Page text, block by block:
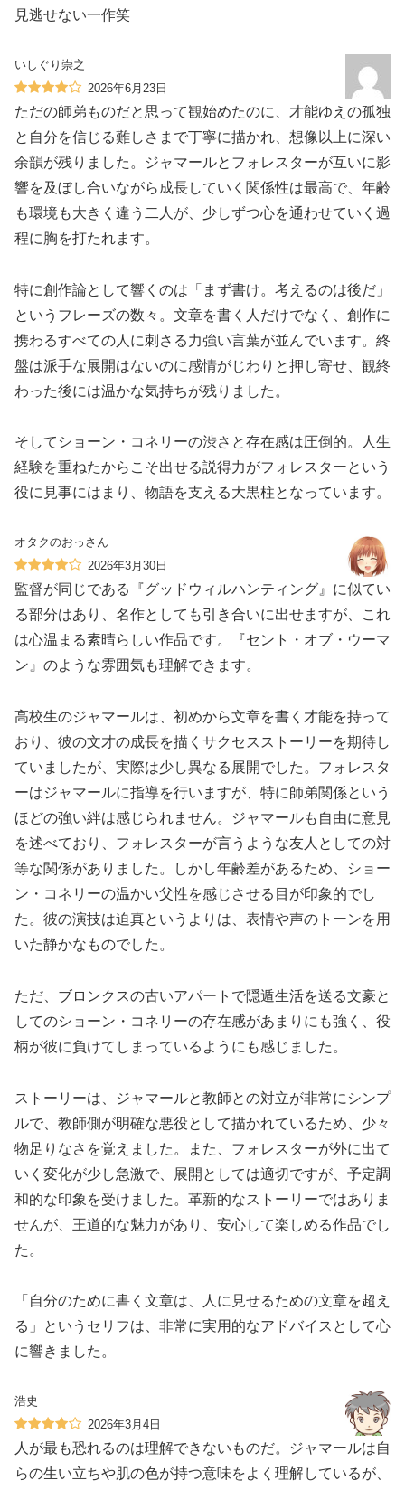
見逃せない一作笑
いしぐり崇之
2026年6月23日
ただの師弟ものだと思って観始めたのに、才能ゆえの孤独
と自分を信じる難しさまで丁寧に描かれ、想像以上に深い
余韻が残りました。ジャマールとフォレスターが互いに影
響を及ぼし合いながら成長していく関係性は最高で、年齢
も環境も大きく違う二人が、少しずつ心を通わせていく過
程に胸を打たれます。
特に創作論として響くのは「まず書け。考えるのは後だ」
というフレーズの数々。文章を書く人だけでなく、創作に
携わるすべての人に刺さる力強い言葉が並んでいます。終
盤は派手な展開はないのに感情がじわりと押し寄せ、観終
わった後には温かな気持ちが残りました。
そしてショーン・コネリーの渋さと存在感は圧倒的。人生
経験を重ねたからこそ出せる説得力がフォレスターという
役に見事にはまり、物語を支える大黒柱となっています。
オタクのおっさん
2026年3月30日
監督が同じである『グッドウィルハンティング』に似てい
る部分はあり、名作としても引き合いに出せますが、これ
は心温まる素晴らしい作品です。『セント・オブ・ウーマ
ン』のような雰囲気も理解できます。
高校生のジャマールは、初めから文章を書く才能を持って
おり、彼の文才の成長を描くサクセスストーリーを期待し
ていましたが、実際は少し異なる展開でした。フォレスタ
ーはジャマールに指導を行いますが、特に師弟関係という
ほどの強い絆は感じられません。ジャマールも自由に意見
を述べており、フォレスターが言うような友人としての対
等な関係がありました。しかし年齢差があるため、ショー
ン・コネリーの温かい父性を感じさせる目が印象的でし
た。彼の演技は迫真というよりは、表情や声のトーンを用
いた静かなものでした。
ただ、ブロンクスの古いアパートで隠遁生活を送る文豪と
してのショーン・コネリーの存在感があまりにも強く、役
柄が彼に負けてしまっているようにも感じました。
ストーリーは、ジャマールと教師との対立が非常にシンプ
ルで、教師側が明確な悪役として描かれているため、少々
物足りなさを覚えました。また、フォレスターが外に出て
いく変化が少し急激で、展開としては適切ですが、予定調
和的な印象を受けました。革新的なストーリーではありま
せんが、王道的な魅力があり、安心して楽しめる作品でし
た。
「自分のために書く文章は、人に見せるための文章を超え
る」というセリフは、非常に実用的なアドバイスとして心
に響きました。
浩史
2026年3月4日
人が最も恐れるのは理解できないものだ。ジャマールは自
らの生い立ちや肌の色が持つ意味をよく理解しているが、